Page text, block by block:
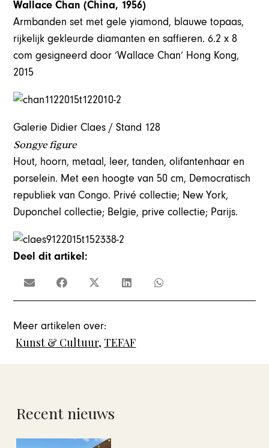
Wallace Chan (China, 1956)
Armbanden set met gele yiamond, blauwe topaas,
rijkelijk gekleurde diamanten en saffieren. 6.2 x 8
com gesigneerd door ‘Wallace Chan’ Hong Kong,
2015
Galerie Didier Claes / Stand 128
Songye figure
Hout, hoorn, metaal, leer, tanden, olifantenhaar en
porselein. Met een hoogte van 50 cm, Democratisch
republiek van Congo. Privé collectie; New York,
Duponchel collectie; Belgie, prive collectie; Parijs.
Deel dit artikel:
Meer artikelen over:
Kunst & Cultuur, TEFAF
Recent nieuws